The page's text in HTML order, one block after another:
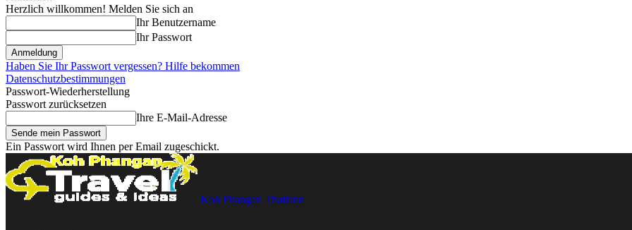
Herzlich willkommen! Melden Sie sich an
Ihr Benutzername
Ihr Passwort
Haben Sie Ihr Passwort vergessen? Hilfe bekommen
Datenschutzbestimmungen
Passwort-Wiederherstellung
Passwort zurücksetzen
Ihre E-Mail-Adresse
Ein Passwort wird Ihnen per Email zugeschickt.
Koh Phangan Thailand